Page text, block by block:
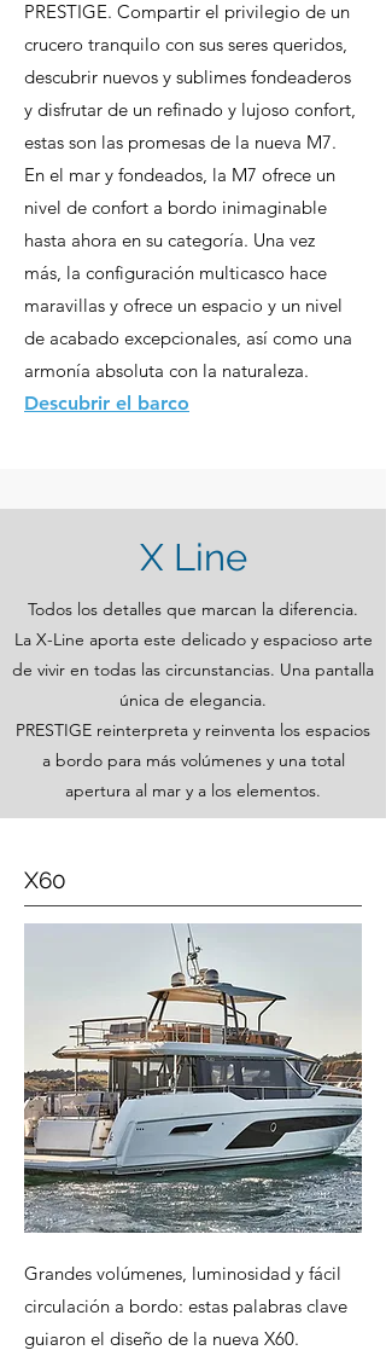
PRESTIGE. Compartir el privilegio de un
crucero tranquilo con sus seres queridos,
descubrir nuevos y sublimes fondeaderos
y disfrutar de un refinado y lujoso confort,
estas son las promesas de la nueva M7.
En el mar y fondeados, la M7 ofrece un
nivel de confort a bordo inimaginable
hasta ahora en su categoría. Una vez
más, la configuración multicasco hace
maravillas y ofrece un espacio y un nivel
de acabado excepcionales, así como una
armonía absoluta con la naturaleza.
Descubrir el barco
X Line
Todos los detalles que marcan la diferencia.
La X-Line aporta este delicado y espacioso arte
de vivir en todas las circunstancias. Una pantalla
única de elegancia.
PRESTIGE reinterpreta y reinventa los espacios
a bordo para más volúmenes y una total
apertura al mar y a los elementos.
X60
Grandes volúmenes, luminosidad y fácil
circulación a bordo: estas palabras clave
guiaron el diseño de la nueva X60.